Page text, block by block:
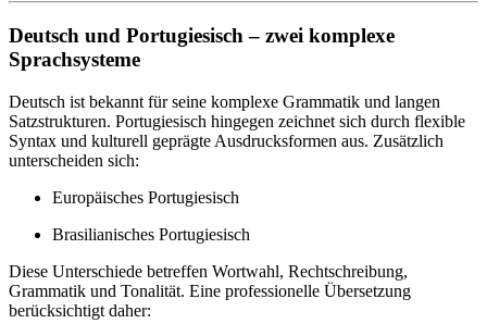
Deutsch und Portugiesisch – zwei komplexe
Sprachsysteme
Deutsch ist bekannt für seine komplexe Grammatik und langen
Satzstrukturen. Portugiesisch hingegen zeichnet sich durch flexible
Syntax und kulturell geprägte Ausdrucksformen aus. Zusätzlich
unterscheiden sich:
Europäisches Portugiesisch
Brasilianisches Portugiesisch
Diese Unterschiede betreffen Wortwahl, Rechtschreibung,
Grammatik und Tonalität. Eine professionelle Übersetzung
berücksichtigt daher: